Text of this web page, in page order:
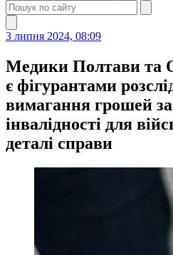
3 липня 2024, 08:09
Медики Полтави та
є фігурантами
вимагання грошей
інвалідності для
деталі справи